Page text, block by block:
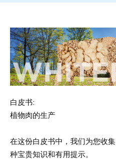
白皮书:
植物肉的生产
在这份白皮书中，我们为您收
种宝贵知识和有用提示。